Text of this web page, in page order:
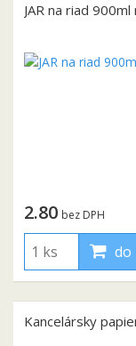
JAR na riad 900ml
2.80 bez DPH
do
Kancelársky